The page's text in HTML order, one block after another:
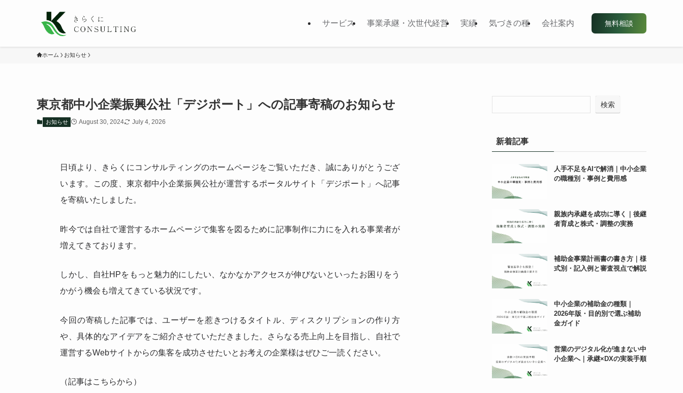
サービス 事業承継・次世代経営 実績 気づきの種 会社案内 無料相談
ホーム お知らせ
東京都中小企業振興公社「デジポート」への記事寄稿のお知らせ
お知らせ August 30, 2024 July 4, 2026
日頃より、きらくにコンサルティングのホームページをご覧いただき、誠にありがとうござ
います。この度、東京都中小企業振興公社が運営するポータルサイト「デジポート」へ記事
を寄稿いたしました。
昨今では自社で運営するホームページで集客を図るために記事制作に力にを入れる事業者が
増えてきております。
しかし、自社HPをもっと魅力的にしたい、なかなかアクセスが伸びないといったお困りをう
かがう機会も増えてきている状況です。
今回の寄稿した記事では、ユーザーを惹きつけるタイトル、ディスクリプションの作り方
や、具体的なアイデアをご紹介させていただきました。さらなる売上向上を目指し、自社で
運営するWebサイトからの集客を成功させたいとお考えの企業様はぜひご一読ください。
（記事はこちらから）
検索
新着記事
人手不足をAIで解消｜中小企業
の職種別・事例と費用感
親族内承継を成功に導く｜後継
者育成と株式・調整の実務
補助金事業計画書の書き方｜様
式別・記入例と審査視点で解説
中小企業の補助金の種類｜
2026年版・目的別で選ぶ補助
金ガイド
営業のデジタル化が進まない中
小企業へ｜承継×DXの実装手順